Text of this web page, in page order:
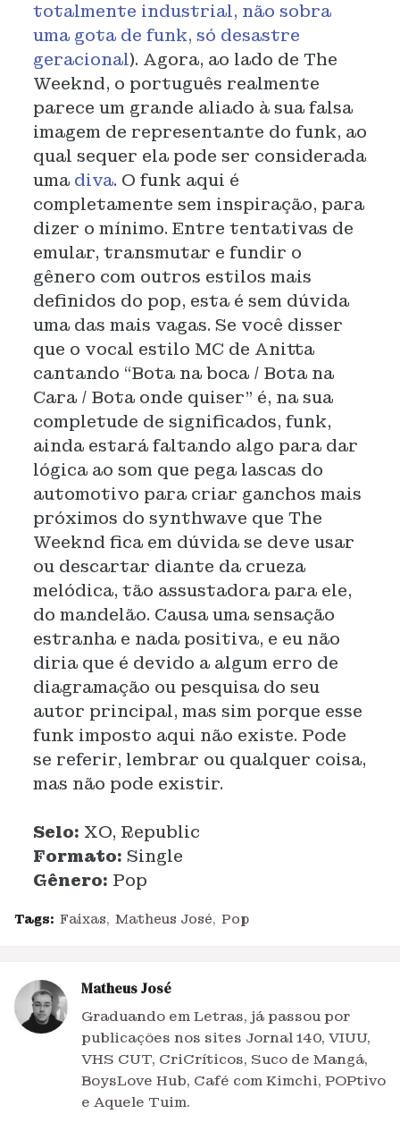
totalmente industrial, não sobra
uma gota de funk, só desastre
geracional). Agora, ao lado de The
Weeknd, o português realmente
parece um grande aliado à sua falsa
imagem de representante do funk, ao
qual sequer ela pode ser considerada
uma diva. O funk aqui é
completamente sem inspiração, para
dizer o mínimo. Entre tentativas de
emular, transmutar e fundir o
gênero com outros estilos mais
definidos do pop, esta é sem dúvida
uma das mais vagas. Se você disser
que o vocal estilo MC de Anitta
cantando “Bota na boca / Bota na
Cara / Bota onde quiser” é, na sua
completude de significados, funk,
ainda estará faltando algo para dar
lógica ao som que pega lascas do
automotivo para criar ganchos mais
próximos do synthwave que The
Weeknd fica em dúvida se deve usar
ou descartar diante da crueza
melódica, tão assustadora para ele,
do mandelão. Causa uma sensação
estranha e nada positiva, e eu não
diria que é devido a algum erro de
diagramação ou pesquisa do seu
autor principal, mas sim porque esse
funk imposto aqui não existe. Pode
se referir, lembrar ou qualquer coisa,
mas não pode existir.
Selo: XO, Republic
Formato: Single
Gênero: Pop
Tags: Faixas Matheus José Pop
Matheus José
Graduando em Letras, já passou por
publicações nos sites Jornal 140, VIUU,
VHS CUT, CriCríticos, Suco de Mangá,
BoysLove Hub, Café com Kimchi, POPtivo
e Aquele Tuim.